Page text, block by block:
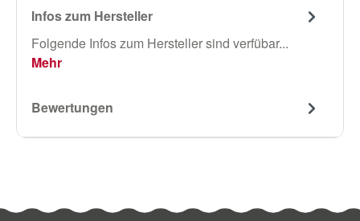
Infos zum Hersteller
Folgende Infos zum Hersteller sind verfübar...
Mehr
Bewertungen